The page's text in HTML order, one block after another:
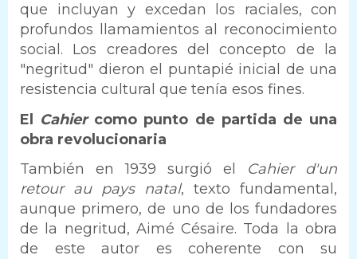
que incluyan y excedan los raciales, con
profundos llamamientos al reconocimiento
social. Los creadores del concepto de la
"negritud" dieron el puntapié inicial de una
resistencia cultural que tenía esos fines.
El Cahiercomo punto de partida de una
obra revolucionaria
También en 1939 surgió el Cahier d'un
retour au pays natal, texto fundamental,
aunque primero, de uno de los fundadores
de la negritud, Aimé Césaire. Toda la obra
de este autor es coherente con su